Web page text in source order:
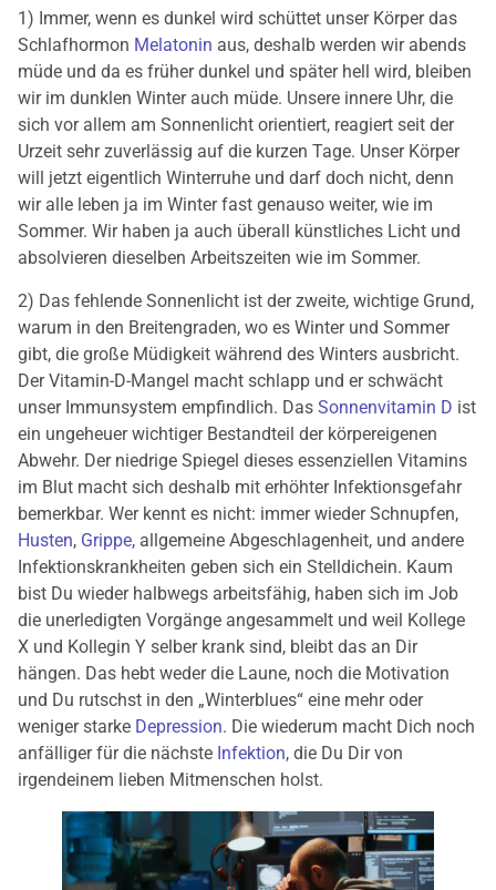
1) Immer, wenn es dunkel wird schüttet unser Körper das
Schlafhormon Melatonin aus, deshalb werden wir abends
müde und da es früher dunkel und später hell wird, bleiben
wir im dunklen Winter auch müde. Unsere innere Uhr, die
sich vor allem am Sonnenlicht orientiert, reagiert seit der
Urzeit sehr zuverlässig auf die kurzen Tage. Unser Körper
will jetzt eigentlich Winterruhe und darf doch nicht, denn
wir alle leben ja im Winter fast genauso weiter, wie im
Sommer. Wir haben ja auch überall künstliches Licht und
absolvieren dieselben Arbeitszeiten wie im Sommer.
2) Das fehlende Sonnenlicht ist der zweite, wichtige Grund,
warum in den Breitengraden, wo es Winter und Sommer
gibt, die große Müdigkeit während des Winters ausbricht.
Der Vitamin-D-Mangel macht schlapp und er schwächt
unser Immunsystem empfindlich. Das Sonnenvitamin D ist
ein ungeheuer wichtiger Bestandteil der körpereigenen
Abwehr. Der niedrige Spiegel dieses essenziellen Vitamins
im Blut macht sich deshalb mit erhöhter Infektionsgefahr
bemerkbar. Wer kennt es nicht: immer wieder Schnupfen,
Husten, Grippe, allgemeine Abgeschlagenheit, und andere
Infektionskrankheiten geben sich ein Stelldichein. Kaum
bist Du wieder halbwegs arbeitsfähig, haben sich im Job
die unerledigten Vorgänge angesammelt und weil Kollege
X und Kollegin Y selber krank sind, bleibt das an Dir
hängen. Das hebt weder die Laune, noch die Motivation
und Du rutschst in den „Winterblues“ eine mehr oder
weniger starke Depression. Die wiederum macht Dich noch
anfälliger für die nächste Infektion, die Du Dir von
irgendeinem lieben Mitmenschen holst.